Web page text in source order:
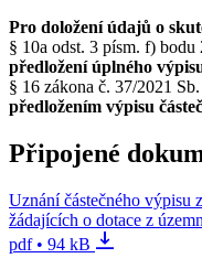
Pro doložení údajů o
§ 10a odst. 3 písm. f) bodu
předložení úplného
§ 16 zákona č. 37/2021
předložením výpisu
Připojené
Uznání částečného výpisu
žádajících o dotace z
pdf • 94 kB